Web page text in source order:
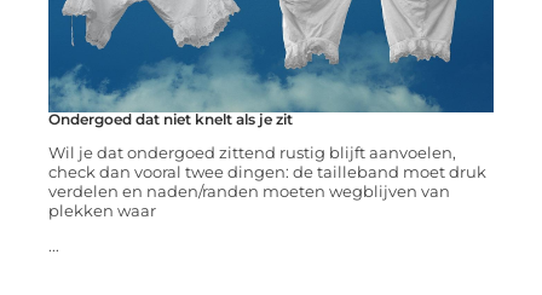
Ondergoed dat niet knelt als je zit
Wil je dat ondergoed zittend rustig blijft aanvoelen,
check dan vooral twee dingen: de tailleband moet druk
verdelen en naden/randen moeten wegblijven van
plekken waar
...